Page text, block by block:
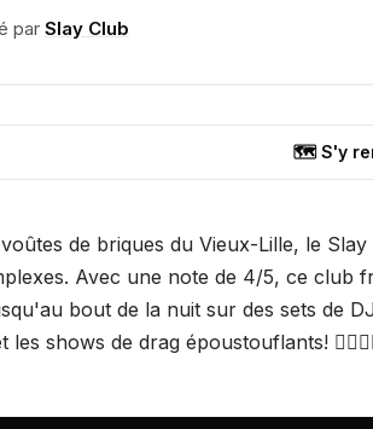
par Slay Club
🗺️ S'y
de briques du Vieux-Lille, le
Avec une note de 4/5, ce club
bout de la nuit sur des sets de
les shows de drag époustouflants!